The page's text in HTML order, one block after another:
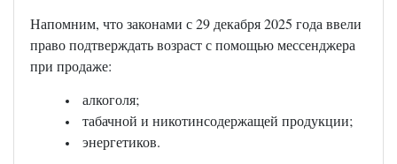
Напомним, что законами с 29 декабря 2025 года ввели
право подтверждать возраст с помощью мессенджера
при продаже:
алкоголя;
табачной и никотинсодержащей продукции;
энергетиков.